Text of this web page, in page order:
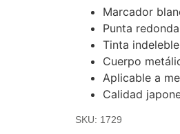
Marcador
Punta
Tinta
Cuerpo
Aplicable a
Calidad
SKU: 1729